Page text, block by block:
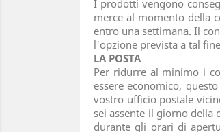
I prodotti vengono
merce al momento della
entro una settimana. Il
l'opzione prevista a tal
LA POSTA
Per ridurre al minimo i
essere economico,
vostro ufficio postale
sei assente il giorno della
durante gli orari di